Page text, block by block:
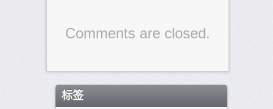
Comments are closed.
标签